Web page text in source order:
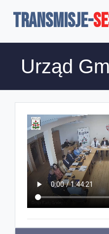
TRANSMISJE-
Urząd